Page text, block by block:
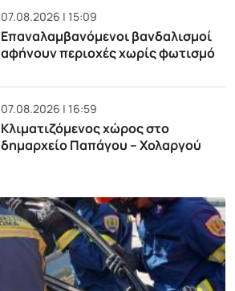
07.08.2026 | 15:09
Επαναλαμβανόμενοι βανδαλισμοί
αφήνουν περιοχές χωρίς φωτισμό
07.08.2026 | 16:59
Κλιματιζόμενος χώρος στο
δημαρχείο Παπάγου – Χολαργού